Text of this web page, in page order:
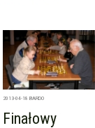
2013-04-18 BARDO
Finałowy